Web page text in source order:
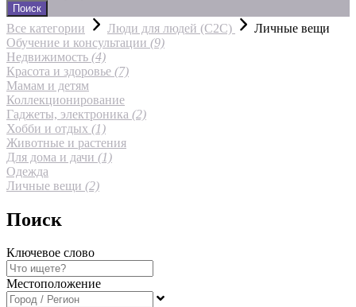
Поиск
Все категории Люди для людей (С2С)
Личные вещи
Обучение и консультации (9)
Недвижимость (4)
Красота и здоровье (7)
Мамам и детям
Коллекционирование
Гаджеты, электроника (2)
Хобби и отдых (1)
Животные и растения
Для дома и дачи (1)
Одежда
Личные вещи (2)
Поиск
Ключевое слово
Местоположение